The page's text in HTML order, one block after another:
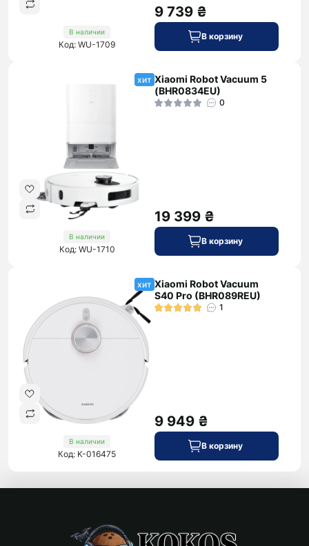
В наличии
Код: WU-1709
9 739 ₴
В корзину
хит
В наличии
Код: WU-1710
Xiaomi Robot Vacuum 5
(BHR0834EU)
0
19 399 ₴
В корзину
хит
В наличии
Код: K-016475
Xiaomi Robot Vacuum
S40 Pro (BHR089REU)
1
9 949 ₴
В корзину